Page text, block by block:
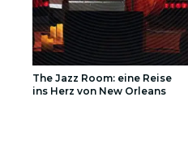
Stadttouren
Konzerte
Restaurants
The Jazz Room: eine Reise
ins Herz von New Orleans